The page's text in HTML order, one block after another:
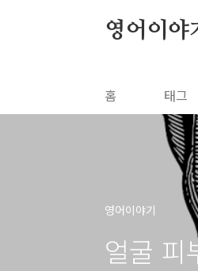
영어이야
홈 태그
영어이야기
얼굴 피